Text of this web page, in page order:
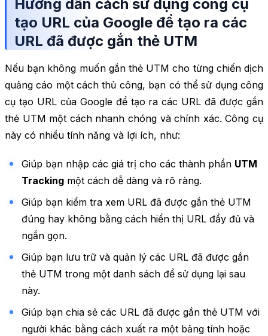
Hướng dẫn cách sử dụng công cụ
tạo URL của Google để tạo ra các
URL đã được gắn thẻ UTM
Nếu bạn không muốn gắn thẻ UTM cho từng chiến dịch
quảng cáo một cách thủ công, bạn có thể sử dụng công
cụ tạo URL của Google để tạo ra các URL đã được gắn
thẻ UTM một cách nhanh chóng và chính xác. Công cụ
này có nhiều tính năng và lợi ích, như:
Giúp bạn nhập các giá trị cho các thành phần UTM
Tracking một cách dễ dàng và rõ ràng.
Giúp bạn kiểm tra xem URL đã được gắn thẻ UTM
đúng hay không bằng cách hiển thị URL đầy đủ và
ngắn gọn.
Giúp bạn lưu trữ và quản lý các URL đã được gắn
thẻ UTM trong một danh sách để sử dụng lại sau
này.
Giúp bạn chia sẻ các URL đã được gắn thẻ UTM với
người khác bằng cách xuất ra một bảng tính hoặc